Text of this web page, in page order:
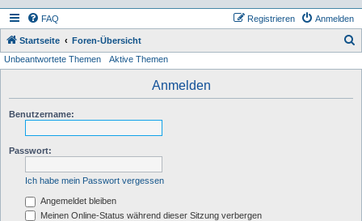
FAQ Anmelden
Registrieren
Startseite Foren-Übersicht
Unbeantwortete Themen Aktive Themen
Anmelden
Benutzername:
Passwort:
Ich habe mein Passwort vergessen
Angemeldet bleiben
Meinen Online-Status während dieser Sitzung verbergen